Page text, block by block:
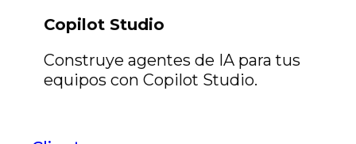
Copilot Studio
Construye agentes de IA para tus
equipos con Copilot Studio.